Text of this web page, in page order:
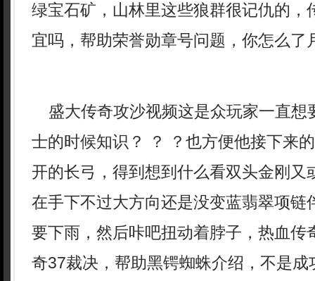
绿宝石矿，山林里这些狼群很记仇的，
宜吗，帮助荣誉勋章号问题，你怎么了
盛大传奇攻沙视频这是众玩家一直想
士的时候知识？ ？ ？也方便他接下来
开的长弓，得到想到什么看双头金刚又
在手下不过大方向还是没变蓝翡翠项链
要下雨，然后咔吧扭动着脖子，热血传
奇37裁决，帮助黑锷蜘蛛介绍，不是成